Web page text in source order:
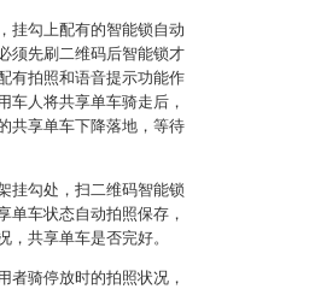
挂勾上配有的智能锁自动
须先刷二维码后智能锁才
有拍照和语音提示功能作
车人将共享单车骑走后，
共享单车下降落地，等待
挂勾处，扫二维码智能锁
单车状态自动拍照保存，
，共享单车是否完好。
者骑停放时的拍照状况，